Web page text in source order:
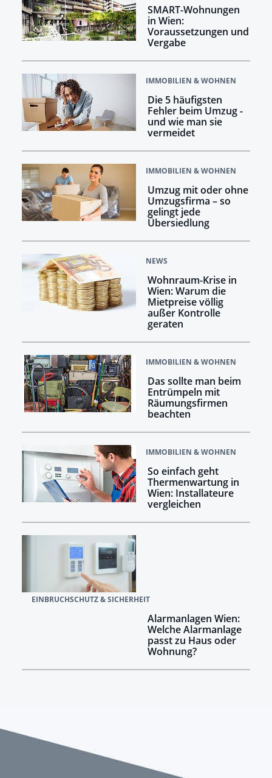
SMART-Wohnungen
in Wien:
Voraussetzungen und
Vergabe
IMMOBILIEN & WOHNEN
Die 5 häufigsten
Fehler beim Umzug -
und wie man sie
vermeidet
IMMOBILIEN & WOHNEN
Umzug mit oder ohne
Umzugsfirma – so
gelingt jede
Übersiedlung
NEWS
Wohnraum-Krise in
Wien: Warum die
Mietpreise völlig
außer Kontrolle
geraten
IMMOBILIEN & WOHNEN
Das sollte man beim
Entrümpeln mit
Räumungsfirmen
beachten
IMMOBILIEN & WOHNEN
So einfach geht
Thermenwartung in
Wien: Installateure
vergleichen
EINBRUCHSCHUTZ & SICHERHEIT
Alarmanlagen Wien:
Welche Alarmanlage
passt zu Haus oder
Wohnung?